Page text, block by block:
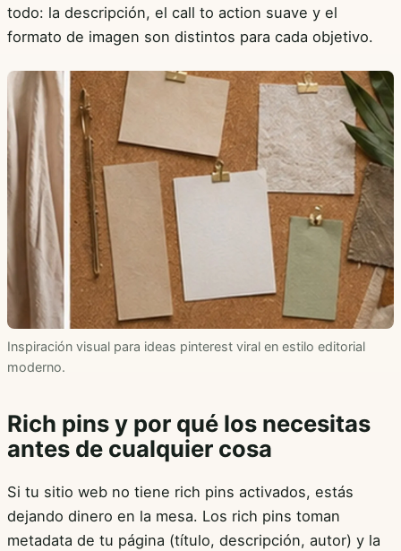
todo: la descripción, el call to action suave y el
formato de imagen son distintos para cada objetivo.
Inspiración visual para ideas pinterest viral en estilo editorial
moderno.
Rich pins y por qué los necesitas
antes de cualquier cosa
Si tu sitio web no tiene rich pins activados, estás
dejando dinero en la mesa. Los rich pins toman
metadata de tu página (título, descripción, autor) y la